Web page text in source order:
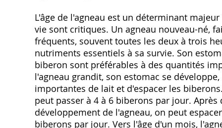
L'âge de l'agneau est un déterminant
vie sont critiques. Un agneau nouveau-né,
fréquents, souvent toutes les deux à trois
nutriments essentiels à sa survie. Son
biberon sont préférables à des quantités
l'agneau grandit, son estomac se
importantes de lait et d'espacer les
peut passer à 4 à 6 biberons par jour.
développement de l'agneau, on peut
biberons par jour. Vers l'âge d'un mois,